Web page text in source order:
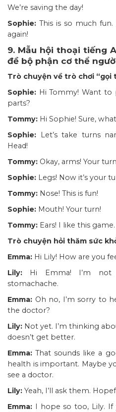
We’re saving the day!
Sophie: This is so much fun.
again!
9. Mẫu hội thoại tiếng
đề bộ phận cơ thể
Trò chuyện về trò chơi “gọi
Sophie: Hi Tommy! Want
parts?
Tommy: Hi Sophie! Sure,
Sophie: Let’s take turns
Head!
Tommy: Okay, arms! Your
Sophie: Legs! Now it’s your
Tommy: Nose! This is fun!
Sophie: Mouth! Your turn!
Tommy: Ears! I like this
Trò chuyện hỏi thăm sức
Emma: Hi Lily! How are you
Lily: Hi Emma! I’m
stomachache.
Emma: Oh no, I’m sorry to
the doctor?
Lily: Not yet. I’m thinking
doesn’t get better.
Emma: That sounds like a
health is important. Maybe
see a doctor.
Lily: Yeah, I’ll ask them.
Emma: I hope so too, Lily.